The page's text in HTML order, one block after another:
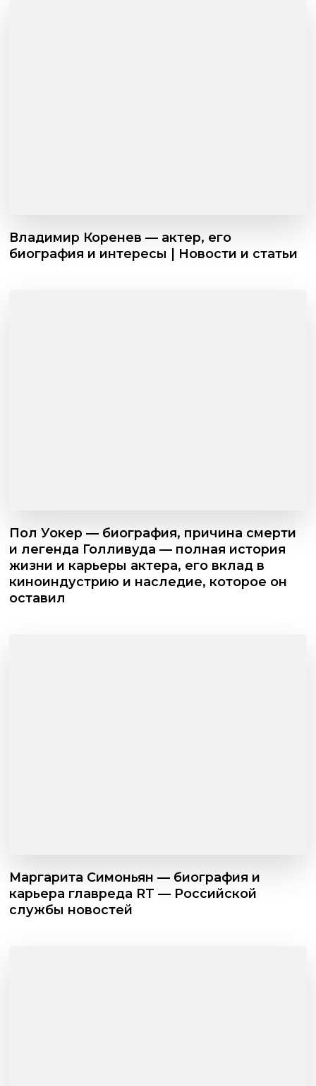
Владимир Коренев — актер, его
биография и интересы | Новости и статьи
Пол Уокер — биография, причина смерти
и легенда Голливуда — полная история
жизни и карьеры актера, его вклад в
киноиндустрию и наследие, которое он
оставил
Маргарита Симоньян — биография и
карьера главреда RT — Российской
службы новостей